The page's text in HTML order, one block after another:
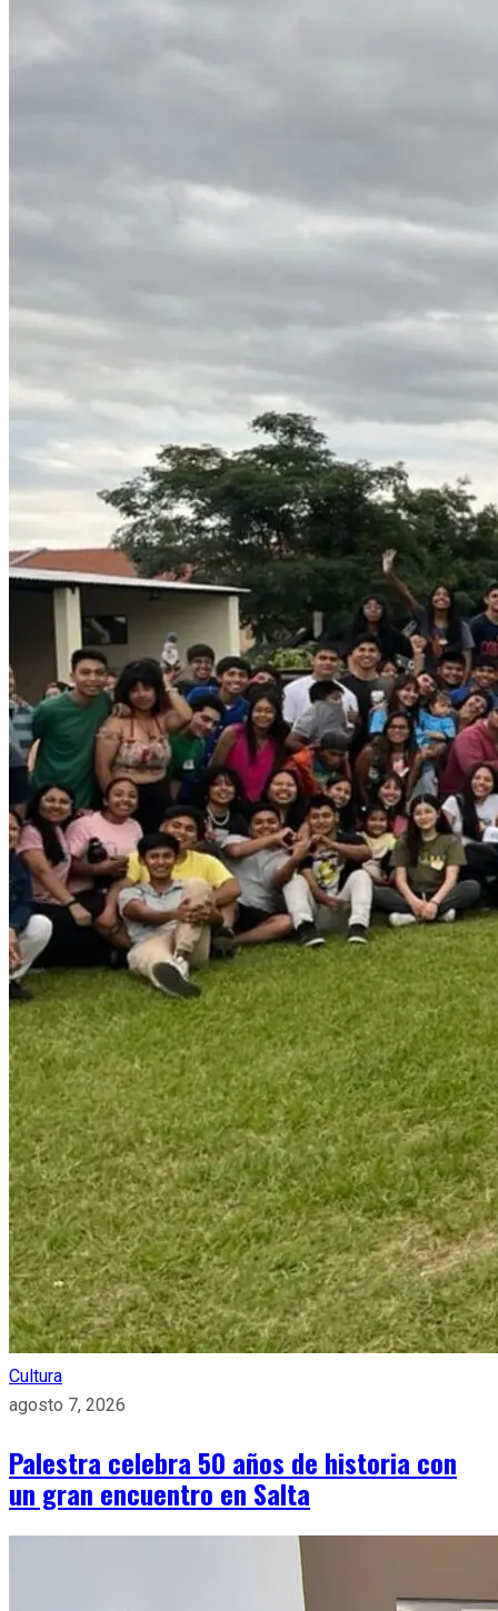
Cultura
agosto 7, 2026
Palestra celebra 50 años de historia con
un gran encuentro en Salta